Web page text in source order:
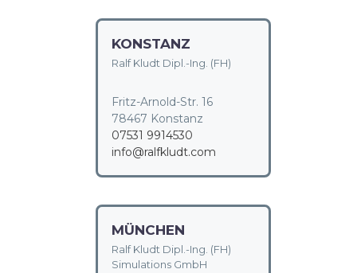
KONSTANZ
Ralf Kludt Dipl.-Ing. (FH)
Fritz-Arnold-Str. 16
78467 Konstanz
07531 9914530
info@ralfkludt.com
MÜNCHEN
Ralf Kludt Dipl.-Ing. (FH)
Simulations GmbH